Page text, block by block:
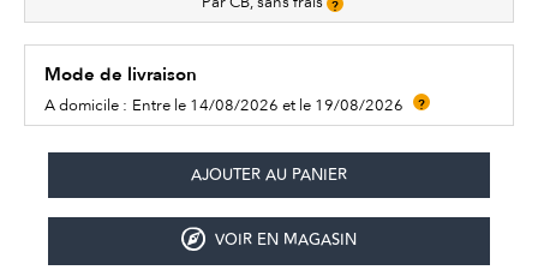
?
Mode de livraison
A domicile : Entre le 14/08/2026 et le 19/08/2026 ?
VOIR EN MAGASIN